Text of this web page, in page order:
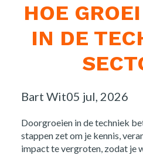
HOE
IN DE
Posted
Bart Wit05 jul, 2026
Doorgroeien in de techniek
stappen zet om je kennis,
impact te vergroten, zodat je